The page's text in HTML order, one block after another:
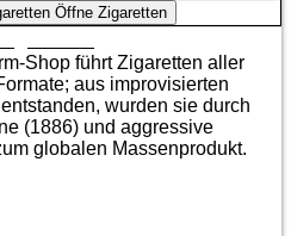
Öffne Zigaretten
Shop führt Zigaretten aller
aus improvisierten
wurden sie durch
(1886) und aggressive
globalen Massenprodukt.